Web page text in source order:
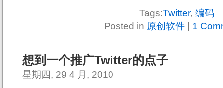
Tags:Twitter, 编码
Posted in 原创软件| 1
想到一个推广Twitter的点子
星期四, 29 4 月, 2010